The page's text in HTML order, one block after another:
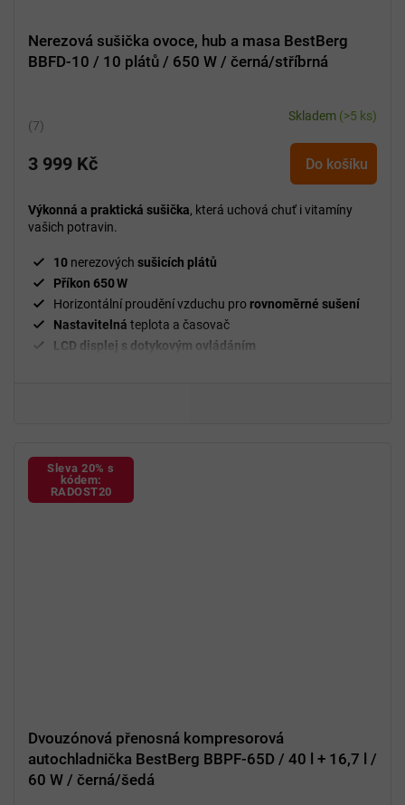
Nerezová sušička ovoce, hub a masa BestBerg
BBFD-10 / 10 plátů / 650 W / černá/stříbrná
Průměrné
produktu
5,0
z
hvězdiček.
Skladem (>5 ks)
3 999 Kč Do košíku
Výkonná a praktická sušička, která uchová chuť i vitamíny
vašich potravin.
10 nerezových sušicích plátů
Příkon 650 W
Horizontální proudění vzduchu pro rovnoměrné sušení
Nastavitelná teplota a časovač
LCD displej s dotykovým ovládáním
Sleva 20% s
kódem:
RADOST20
Dvouzónová přenosná kompresorová
autochladnička BestBerg BBPF-65D / 40 l + 16,7 l /
60 W / černá/šedá